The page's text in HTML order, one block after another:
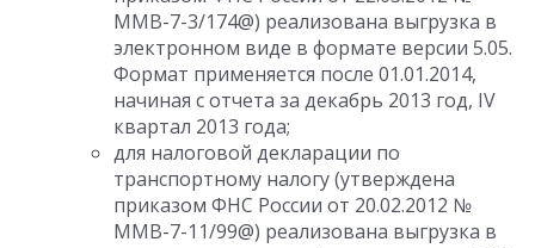
ММВ-7-3/174@) реализована выгрузка в
электронном виде в формате версии 5.05.
Формат применяется после 01.01.2014,
начиная с отчета за декабрь 2013 год, IV
квартал 2013 года;
для налоговой декларации по
транспортному налогу (утверждена
приказом ФНС России от 20.02.2012 №
ММВ-7-11/99@) реализована выгрузка в